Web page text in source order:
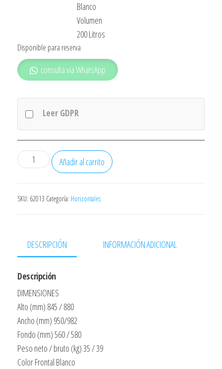
Blanco
Volumen
200 Litros
Disponible para reserva
consulta via WhatsApp
Leer GDPR
Congelador
Rommer
Clase
Horizontal
84,5x95x56
Frigorifico
Congelador
(sustituto
De
Mf200)
cantidad
Añadir al carrito
SKU: 62013 Categoría: Horizontales
DESCRIPCIÓN INFORMACIÓN ADICIONAL
Descripción
DIMENSIONES
Alto (mm) 845 / 880
Ancho (mm) 950/982
Fondo (mm) 560 / 580
Peso neto / bruto (kg) 35 / 39
Color Frontal Blanco